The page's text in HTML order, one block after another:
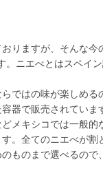
りますが、そんな
ニエべとはスペイ
ではの味が楽しめる
器で販売されてい
メキシコでは一般
。全てのニエべが
ものまで選べるの